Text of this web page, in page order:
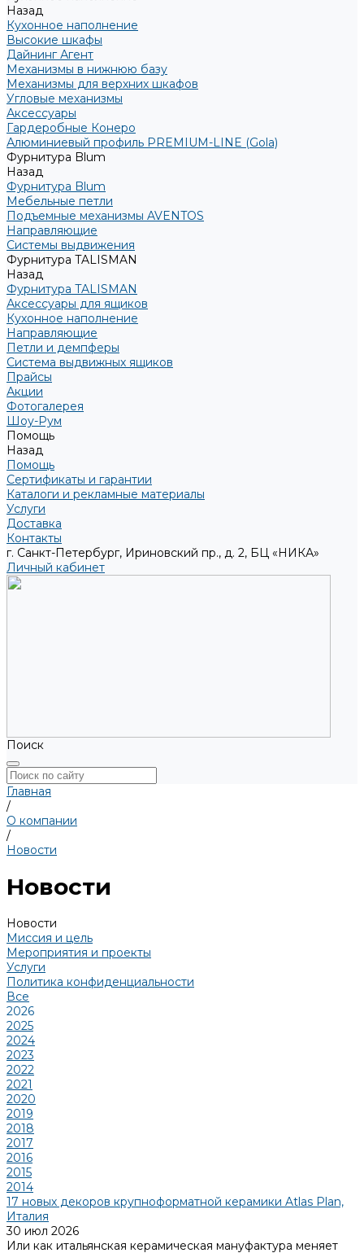
Назад
Кухонное наполнение
Высокие шкафы
Дайнинг Агент
Механизмы в нижнюю базу
Механизмы для верхних шкафов
Угловые механизмы
Аксессуары
Гардеробные Конеро
Алюминиевый профиль PREMIUM-LINE (Gola)
Фурнитура Blum
Назад
Фурнитура Blum
Мебельные петли
Подъемные механизмы AVENTOS
Направляющие
Системы выдвижения
Фурнитура TALISMAN
Назад
Фурнитура TALISMAN
Аксессуары для ящиков
Кухонное наполнение
Направляющие
Петли и демпферы
Система выдвижных ящиков
Прайсы
Акции
Фотогалерея
Шоу-Рум
Помощь
Назад
Помощь
Сертификаты и гарантии
Каталоги и рекламные материалы
Услуги
Доставка
Контакты
г. Санкт-Петербург, Ириновский пр., д. 2, БЦ «НИКА»
Личный кабинет
Поиск
Главная
/
О компании
/
Новости
Новости
Новости
Миссия и цель
Мероприятия и проекты
Услуги
Политика конфиденциальности
Все
2026
2025
2024
2023
2022
2021
2020
2019
2018
2017
2016
2015
2014
17 новых декоров крупноформатной керамики Atlas Plan,
Италия
30 июл 2026
Или как итальянская керамическая мануфактура меняет